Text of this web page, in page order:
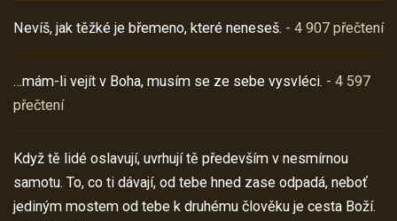
Nevíš, jak těžké je břemeno, které neneseš. - 4 907 přečtení
…mám-li vejít v Boha, musím se ze sebe vysvléci. - 4 597
přečtení
Když tě lidé oslavují, uvrhují tě především v nesmírnou
samotu. To, co ti dávají, od tebe hned zase odpadá, neboť
jediným mostem od tebe k druhému člověku je cesta Boží.